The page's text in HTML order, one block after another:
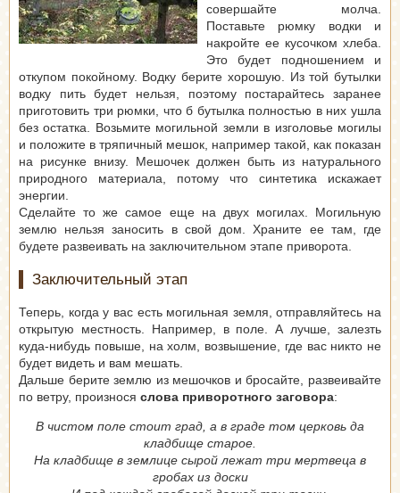
совершайте молча.
Поставьте рюмку водки и
накройте ее кусочком хлеба.
Это будет подношением и
откупом покойному. Водку берите хорошую. Из той бутылки
водку пить будет нельзя, поэтому постарайтесь заранее
приготовить три рюмки, что б бутылка полностью в них ушла
без остатка. Возьмите могильной земли в изголовье могилы
и положите в тряпичный мешок, например такой, как показан
на рисунке внизу. Мешочек должен быть из натурального
природного материала, потому что синтетика искажает
энергии.
Сделайте то же самое еще на двух могилах. Могильную
землю нельзя заносить в свой дом. Храните ее там, где
будете развеивать на заключительном этапе приворота.
Заключительный этап
Теперь, когда у вас есть могильная земля, отправляйтесь на
открытую местность. Например, в поле. А лучше, залезть
куда-нибудь повыше, на холм, возвышение, где вас никто не
будет видеть и вам мешать.
Дальше берите землю из мешочков и бросайте, развеивайте
по ветру, произнося слова приворотного заговора:
В чистом поле стоит град, а в граде том церковь да
кладбище старое.
На кладбище в землице сырой лежат три мертвеца в
гробах из доски